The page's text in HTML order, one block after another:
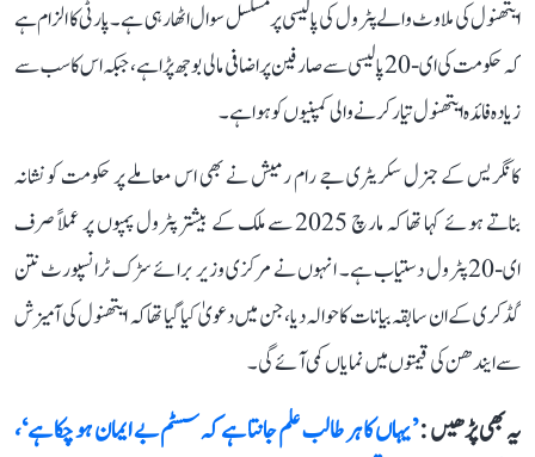
ایتھنول کی ملاوٹ والے پٹرول کی پالیسی پر مسلسل سوال اٹھا رہی ہے۔ پارٹی کا الزام ہے
کہ حکومت کی ای-20 پالیسی سے صارفین پر اضافی مالی بوجھ پڑا ہے، جبکہ اس کا سب سے
زیادہ فائدہ ایتھنول تیار کرنے والی کمپنیوں کو ہوا ہے۔
کانگریس کے جنرل سکریٹری جے رام رمیش نے بھی اس معاملے پر حکومت کو نشانہ
بناتے ہوئے کہا تھا کہ مارچ 2025 سے ملک کے بیشتر پٹرول پمپوں پر عملاً صرف
ای-20 پٹرول دستیاب ہے۔ انہوں نے مرکزی وزیر برائے سڑک ٹرانسپورٹ نتن
گڈکری کے ان سابقہ بیانات کا حوالہ دیا، جن میں دعویٰ کیا گیا تھا کہ ایتھنول کی آمیزش
سے ایندھن کی قیمتوں میں نمایاں کمی آئے گی۔
یہ بھی پڑھیں :’یہاں کا ہر طالب علم جانتا ہے کہ سسٹم بے ایمان ہو چکا ہے‘،